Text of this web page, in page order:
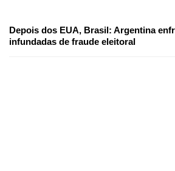
Depois dos EUA, Brasil: Argentina
infundadas de fraude eleitoral